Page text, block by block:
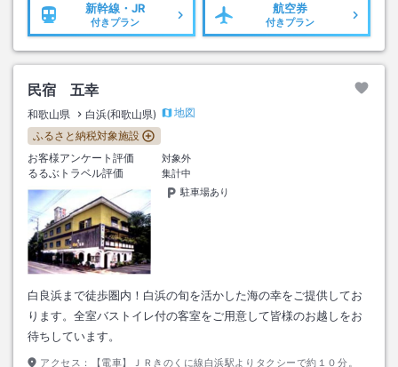
新幹線・JR
付きプラン
航空券
付きプラン
民宿 五幸
和歌山県 白浜(和歌山県)
地図
ふるさと納税対象施設
お客様アンケート評価
対象外
るるぶトラベル評価
集計中
駐車場あり
白良浜まで徒歩圏内！白浜の旬を活かした海の幸をご提供してお
ります。全室バストイレ付の客室をご用意して皆様のお越しをお
待ちしています。
アクセス： 【電車】ＪＲきのくに線白浜駅よりタクシーで約１０分。